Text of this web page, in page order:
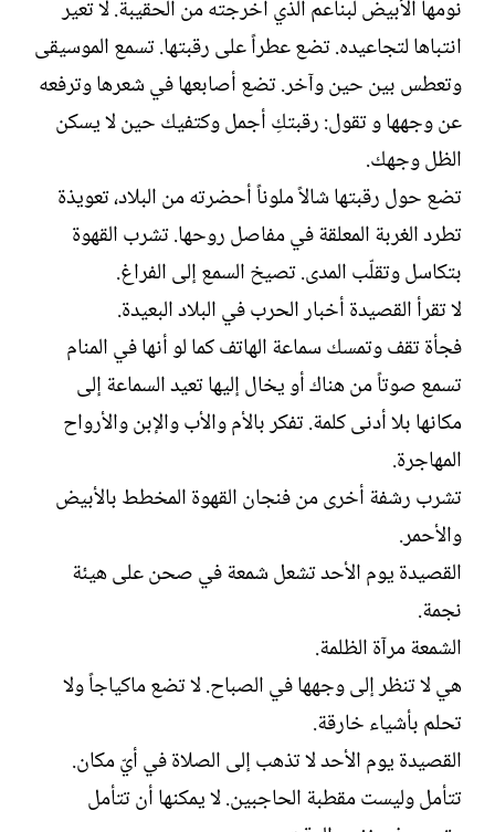
ت
خ
ل
إ
ش
ء
نومها الأبيض لبناعم الذي أخرجته من الحقيبة. لا تعير
انتباها لتجاعيده. تضع عطراً على رقبتها. تسمع الموسيقى
وتعطس بين حين وآخر. تضع أصابعها في شعرها وترفعه
عن وجهها و تقول: رقبتكِ أجمل وكتفيك حين لا يسكن
الظل وجهك.
تضع حول رقبتها شالاً ملوناً أحضرته من البلاد، تعويذة
تطرد الغربة المعلقة في مفاصل روحها. تشرب القهوة
بتكاسل وتقلّب المدى. تصيخ السمع إلى الفراغ.
لا تقرأ القصيدة أخبار الحرب في البلاد البعيدة.
فجأة تقف وتمسك سماعة الهاتف كما لو أنها في المنام
تسمع صوتاً من هناك أو يخال إليها تعيد السماعة إلى
مكانها بلا أدنى كلمة. تفكر بالأم والأب والإبن والأرواح
المهاجرة.
تشرب رشفة أخرى من فنجان القهوة المخطط بالأبيض
والأحمر.
القصيدة يوم الأحد تشعل شمعة في صحن على هيئة
نجمة.
الشمعة مرآة الظلمة.
هي لا تنظر إلى وجهها في الصباح. لا تضع ماكياجاً ولا
تحلم بأشياء خارقة.
القصيدة يوم الأحد لا تذهب إلى الصلاة في أيّ مكان.
تتأمل وليست مقطبة الحاجبين. لا يمكنها أن تتأمل